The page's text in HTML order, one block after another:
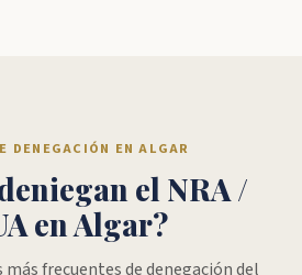
DENEGACIÓN EN ALGAR
el NRA /
en Algar?
más frecuentes de denegación del